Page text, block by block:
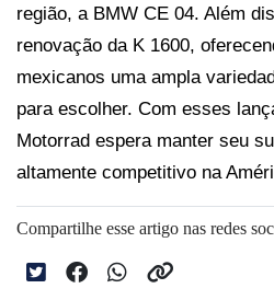
região, a BMW CE 04. Além
renovação da K 1600,
mexicanos uma ampla
para escolher. Com esses
Motorrad espera manter seu
altamente competitivo na
Compartilhe esse artigo nas redes